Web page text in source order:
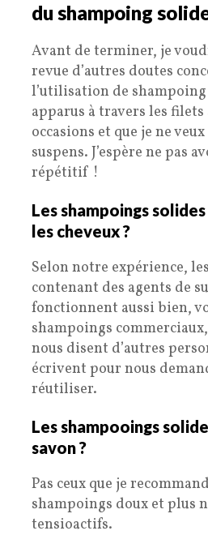
du shampoing
Avant de terminer, je
revue d’autres doutes
l’utilisation de
apparus à travers les filets
occasions et que je ne
suspens. J’espère ne pas
répétitif !
Les shampoings
les cheveux ?
Selon notre expérience,
contenant des agents de
fonctionnent aussi bien,
shampoings commerciaux,
nous disent d’autres
écrivent pour nous
réutiliser.
Les shampooings
savon ?
Pas ceux que je
shampoings doux et plus
tensioactifs.